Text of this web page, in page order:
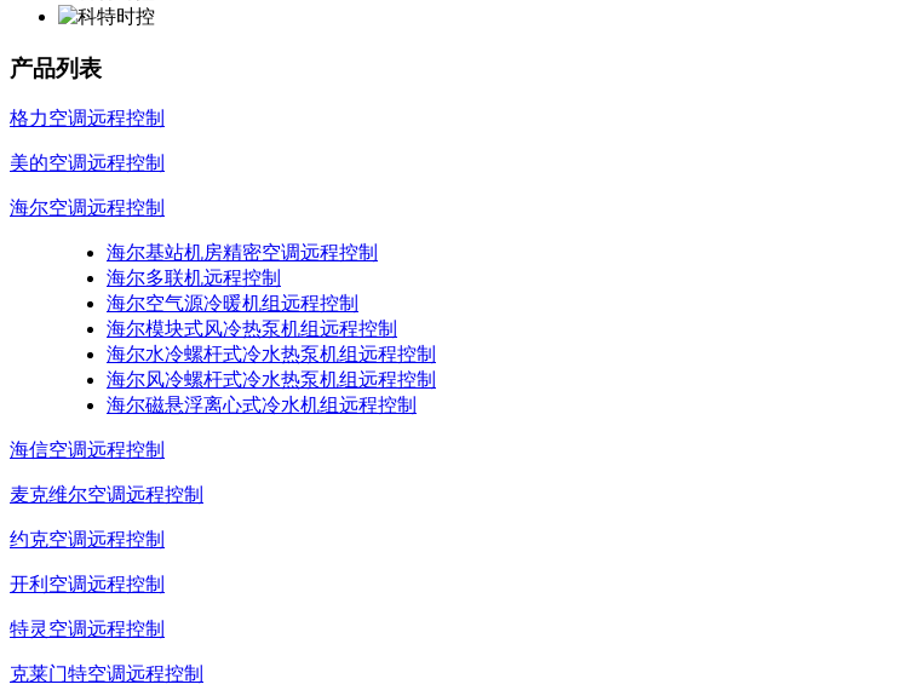
产品列表
格力空调远程控制
美的空调远程控制
海尔空调远程控制
海尔基站机房精密空调远程控制
海尔多联机远程控制
海尔空气源冷暖机组远程控制
海尔模块式风冷热泵机组远程控制
海尔水冷螺杆式冷水热泵机组远程控制
海尔风冷螺杆式冷水热泵机组远程控制
海尔磁悬浮离心式冷水机组远程控制
海信空调远程控制
麦克维尔空调远程控制
约克空调远程控制
开利空调远程控制
特灵空调远程控制
克莱门特空调远程控制